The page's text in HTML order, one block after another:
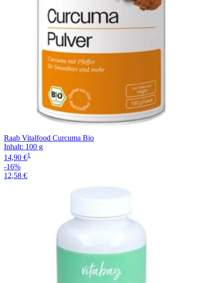
Raab Vitalfood Curcuma Bio
Inhalt: 100 g
14,90 €1
-16%
12,58 €